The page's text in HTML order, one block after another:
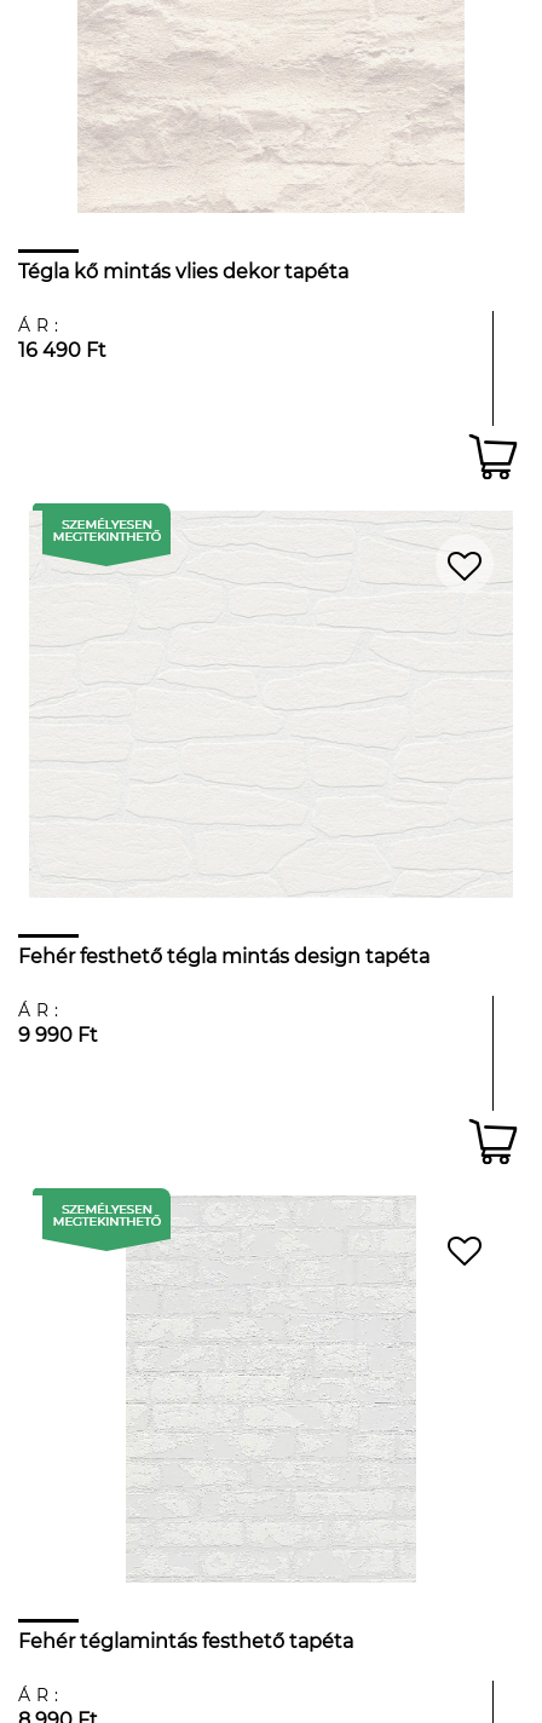
Tégla kő mintás vlies dekor tapéta
ÁR:
16 490 Ft
Fehér festhető tégla mintás design tapéta
ÁR:
9 990 Ft
Fehér téglamintás festhető tapéta
ÁR: